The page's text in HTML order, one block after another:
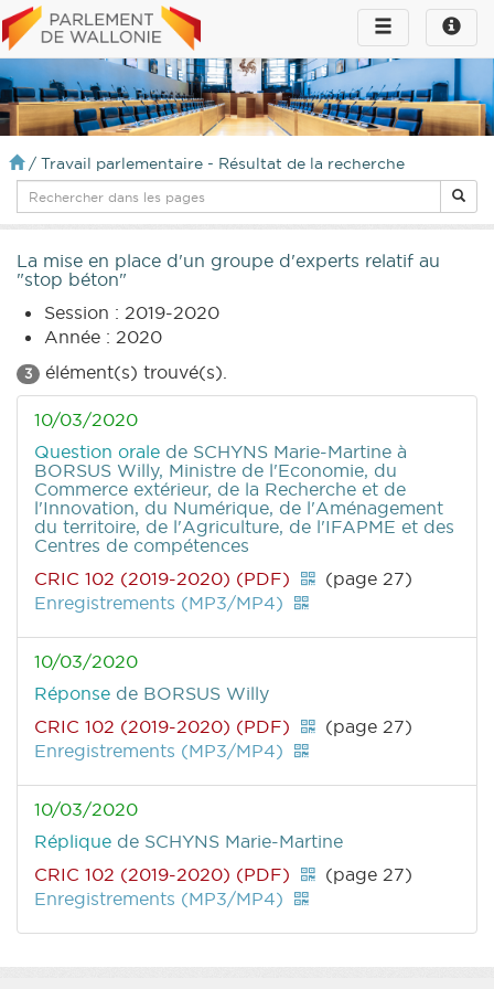
Toggle
infos
Toggle
navigation
/ Travail parlementaire - Résultat de la recherche
La mise en place d'un groupe d'experts relatif au
"stop béton"
Session : 2019-2020
Année : 2020
3 élément(s) trouvé(s).
10/03/2020
Question orale de SCHYNS Marie-Martine à
BORSUS Willy, Ministre de l'Economie, du
Commerce extérieur, de la Recherche et de
l'Innovation, du Numérique, de l'Aménagement
du territoire, de l'Agriculture, de l'IFAPME et des
Centres de compétences
CRIC 102 (2019-2020) (PDF)
(page 27)
Enregistrements (MP3/MP4)
10/03/2020
Réponse de BORSUS Willy
CRIC 102 (2019-2020) (PDF)
(page 27)
Enregistrements (MP3/MP4)
10/03/2020
Réplique de SCHYNS Marie-Martine
CRIC 102 (2019-2020) (PDF)
(page 27)
Enregistrements (MP3/MP4)